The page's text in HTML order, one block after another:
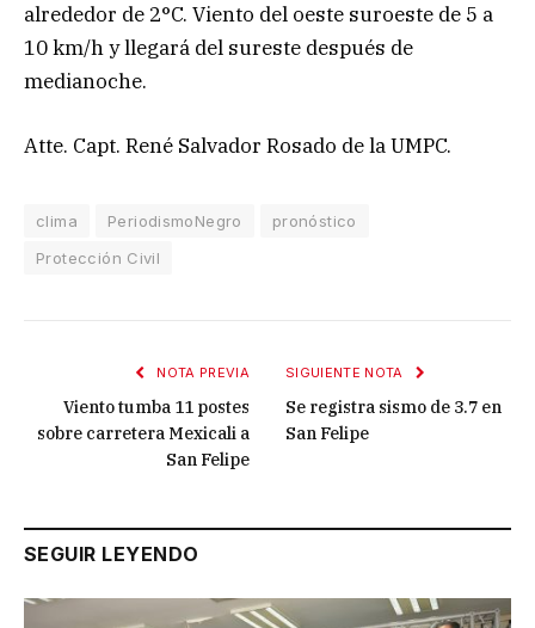
alrededor de 2°C. Viento del oeste suroeste de 5 a
10 km/h y llegará del sureste después de
medianoche.
Atte. Capt. René Salvador Rosado de la UMPC.
clima PeriodismoNegro
pronóstico
Protección Civil
NOTA PREVIA
Viento tumba 11 postes
sobre carretera Mexicali a
San Felipe
SIGUIENTE NOTA
Se registra sismo de 3.7 en
San Felipe
SEGUIR LEYENDO